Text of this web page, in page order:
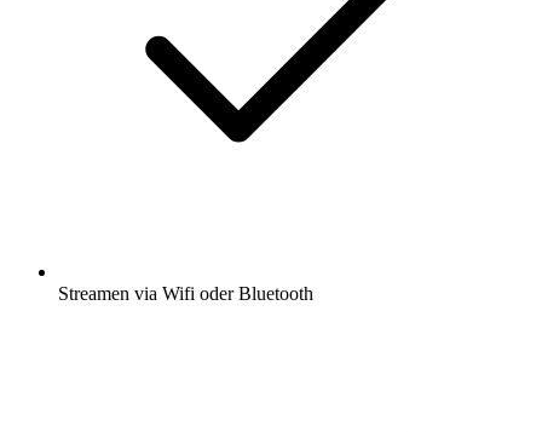
Streamen via Wifi oder Bluetooth